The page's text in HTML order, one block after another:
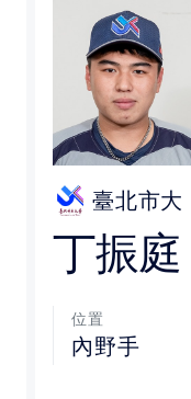
比賽場地
最新消息
媒體文章
下載專區
聯絡我們
POLICY
隱私權政策
臺北市大
丁振庭
位置
內野手